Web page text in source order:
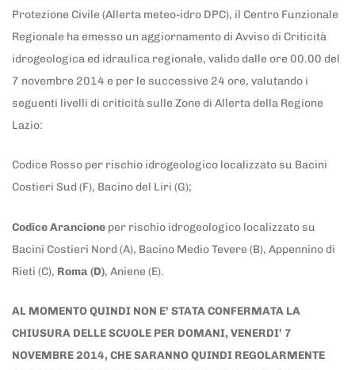
Protezione Civile (Allerta meteo-idro DPC), il Centro Funzionale
Regionale ha emesso un aggiornamento di Avviso di Criticità
idrogeologica ed idraulica regionale, valido dalle ore 00.00 del
7 novembre 2014 e per le successive 24 ore, valutando i
seguenti livelli di criticità sulle Zone di Allerta della Regione
Lazio:
Codice Rosso per rischio idrogeologico localizzato su Bacini
Costieri Sud (F), Bacino del Liri (G);
Codice Arancione per rischio idrogeologico localizzato su
Bacini Costieri Nord (A), Bacino Medio Tevere (B), Appennino di
Rieti (C), Roma (D), Aniene (E).
AL MOMENTO QUINDI NON E’ STATA CONFERMATA LA
CHIUSURA DELLE SCUOLE PER DOMANI, VENERDI’ 7
NOVEMBRE 2014, CHE SARANNO QUINDI REGOLARMENTE